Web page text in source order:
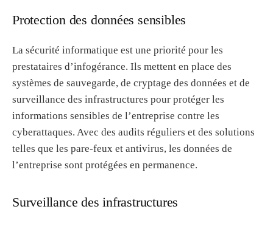
Protection des données sensibles
La sécurité informatique est une priorité pour les
prestataires d’infogérance. Ils mettent en place des
systèmes de sauvegarde, de cryptage des données et de
surveillance des infrastructures pour protéger les
informations sensibles de l’entreprise contre les
cyberattaques. Avec des audits réguliers et des solutions
telles que les pare-feux et antivirus, les données de
l’entreprise sont protégées en permanence.
Surveillance des infrastructures